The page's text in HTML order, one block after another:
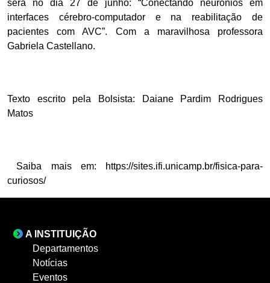
será no dia 27 de junho: “Conectando neurônios em
interfaces cérebro-computador e na reabilitação de
pacientes com AVC”. Com a maravilhosa professora
Gabriela Castellano.
Texto escrito pela Bolsista: Daiane Pardim Rodrigues
Matos
Saiba mais em: https://sites.ifi.unicamp.br/fisica-para-
curiosos/
A INSTITUIÇÃO
Departamentos
Notícias
Eventos